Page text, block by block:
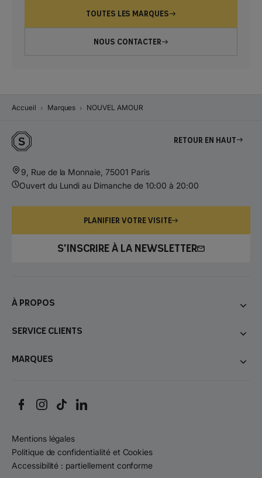
TOUTES LES MARQUES
NOUS CONTACTER
Accueil Marques NOUVEL AMOUR
Retour en haut
9, Rue de la Monnaie, 75001 Paris
Ouvert du Lundi au Dimanche de 10:00 à 20:00
PLANIFIER VOTRE VISITE
S'INSCRIRE À LA NEWSLETTER
À propos
Service Clients
Marques
Mentions légales
Politique de confidentialité et Cookies
Accessibilité : partiellement conforme